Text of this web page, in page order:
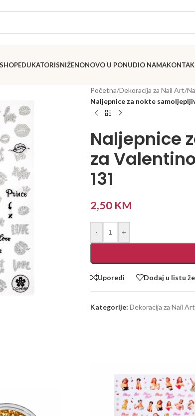
EDUKATORISNIŽENONOVO U PONUDIO NAMA
Početna/Dekoracija za Nail Art/
Naljepnice za nokte
Naljepnice
za
131
2,50 KM
- +
Uporedi Dodaj u listu
Kategorije: Dekoracija za Nail Art